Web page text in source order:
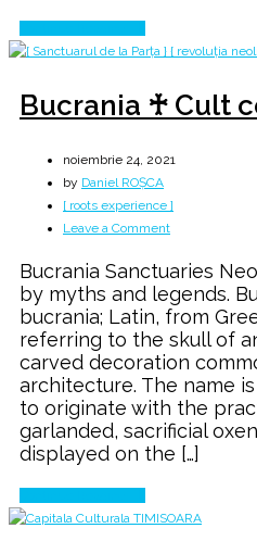
Bucrania ♰ Cult
noiembrie 24, 2021
by Daniel ROȘCA
[ roots experience ]
Leave a Commenton
♰
Cult
constructions
Bucrania Sanctuaries
by myths and legends.
bucrania; Latin, from
referring to the skull of
carved decoration
architecture. The name
to originate with the
garlanded, sacrificial
displayed on the […]